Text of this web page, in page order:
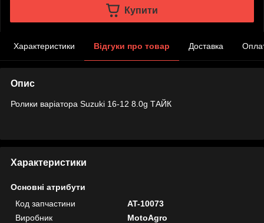
Купити
Характеристики Відгуки про товар Доставка
Опис
Ролики варіатора Suzuki 16-12 8.0g ТАЙК
Характеристики
Основні атрибути
Код запчастини
AT-10073
Виробник
MotoAgro